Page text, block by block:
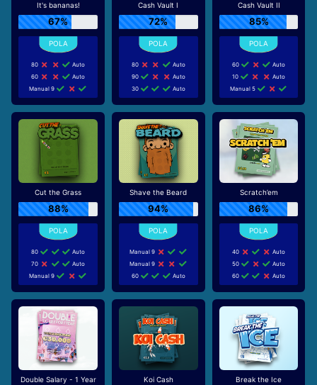
It's bananas!
67%
80
Auto
60
Auto
Manual 9
Cash Vault I
72%
80
Auto
90
Auto
30
Auto
Cash Vault II
85%
60
Auto
10
Auto
Manual 5
Cut the Grass
88%
80
Auto
70
Auto
Manual 9
Shave the Beard
94%
Manual 9
Manual 9
60
Auto
Scratch’em
86%
40
Auto
50
Auto
60
Auto
Double Salary - 1 Year Koi Cash Break the Ice